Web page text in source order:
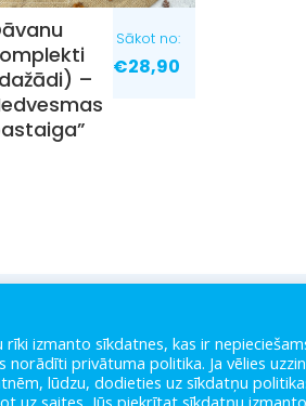
–
Sākot no:
€28,90
PIEGĀDE
KONTAKTI
izmanto sīkdatnes, kas ir
norādīti privātuma politika. Ja vēlies
lūdzu, dodieties uz sīkdatņu